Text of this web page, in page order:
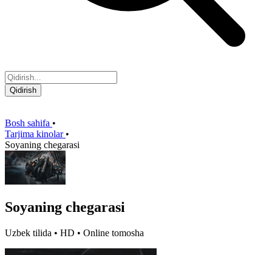
Qidirish
Bosh sahifa •
Tarjima kinolar •
Soyaning chegarasi
Soyaning chegarasi
Uzbek tilida • HD • Online tomosha